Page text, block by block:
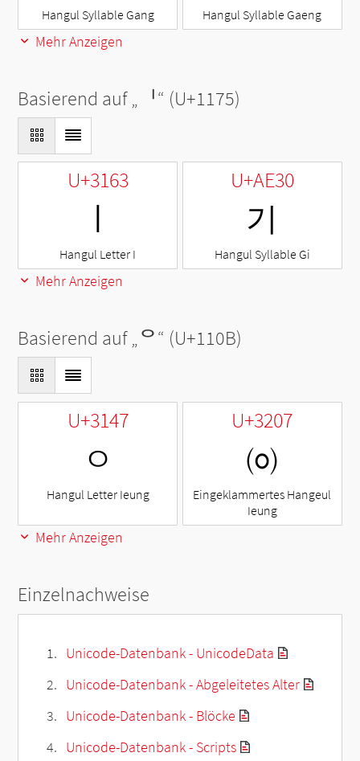
Hangul Syllable Gang Hangul Syllable Gaeng
Mehr Anzeigen
Basierend auf „ ᅵ“ (U+1175)
U+3163
ㅣ
Hangul Letter I
U+AE30
기
Hangul Syllable Gi
Mehr Anzeigen
Basierend auf „ᄋ“ (U+110B)
U+3147
ㅇ
Hangul Letter Ieung
U+3207
㈇
Eingeklammertes Hangeul
Ieung
Mehr Anzeigen
Einzelnachweise
Unicode-Datenbank - UnicodeData
Unicode-Datenbank - Abgeleitetes Alter
Unicode-Datenbank - Blöcke
Unicode-Datenbank - Scripts